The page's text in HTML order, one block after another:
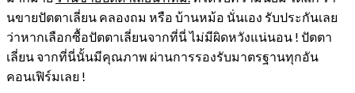
นขายปัตตาเลี่ยน คลองถม หรือ บ้านหม้อ นั่นเอง รับประกันเลย
ว่าหากเลือกซื้อปัตตาเลี่ยนจากที่นี่ ไม่มีผิดหวังแน่นอน ! ปัตตา
เลี่ยน จากที่นี่นั้นมีคุณภาพ ผ่านการรองรับมาตรฐานทุกอัน
คอนเฟิร์มเลย !